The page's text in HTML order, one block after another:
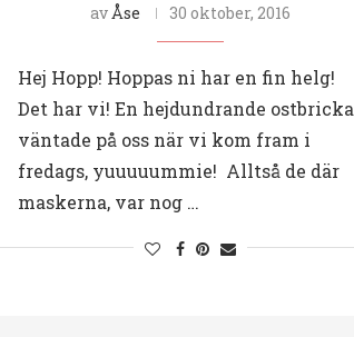
avÅse 30 oktober, 2016
Hej Hopp! Hoppas ni har en fin helg!
Det har vi! En hejdundrande ostbricka
väntade på oss när vi kom fram i
fredags, yuuuuummie! Alltså de där
maskerna, var nog …